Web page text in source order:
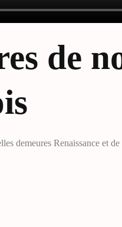
de
demeures Renaissance et